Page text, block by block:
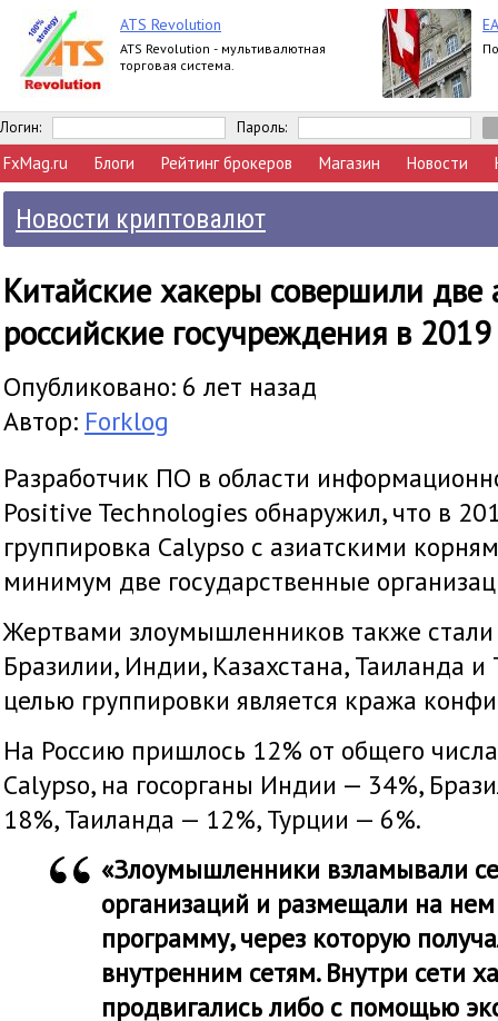
ATS Revolution
ATS Revolution - мультивалютная
торговая система.
Логин: Пароль:
FxMag.ru Блоги Рейтинг брокеров Магазин Новости
Новости криптовалют
Китайские хакеры совершили две
российские госучреждения в
Опубликовано: 6 лет назад
Автор: Forklog
Разработчик ПО в области
Positive Technologies обнаружил, что в
группировка Calypso с азиатскими
минимум две государственные
Жертвами злоумышленников также
Бразилии, Индии, Казахстана, Таиланда
целью группировки является кража
На Россию пришлось 12% от общего
Calypso, на госорганы Индии — 34%,
18%, Таиланда — 12%, Турции — 6%.
«Злоумышленники взламывали
организаций и размещали на
программу, через которую
внутренним сетям. Внутри сети
продвигались либо с помощью